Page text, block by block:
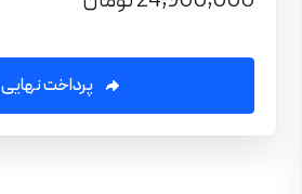
پرداخت نهایی